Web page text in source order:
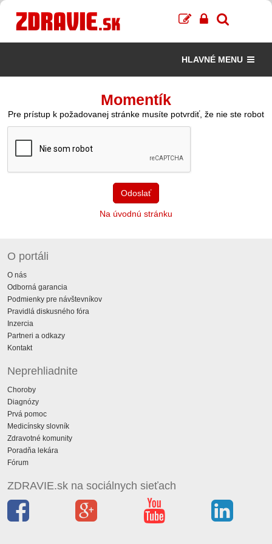
HLAVNÉ MENU
Momentík
Pre prístup k požadovanej stránke musíte potvrdiť, že nie ste robot
Odoslať
Na úvodnú stránku
O portáli
O nás
Odborná garancia
Podmienky pre návštevníkov
Pravidlá diskusného fóra
Inzercia
Partneri a odkazy
Kontakt
Neprehliadnite
Choroby
Diagnózy
Prvá pomoc
Medicínsky slovník
Zdravotné komunity
Poradňa lekára
Fórum
ZDRAVIE.sk na sociálnych sieťach